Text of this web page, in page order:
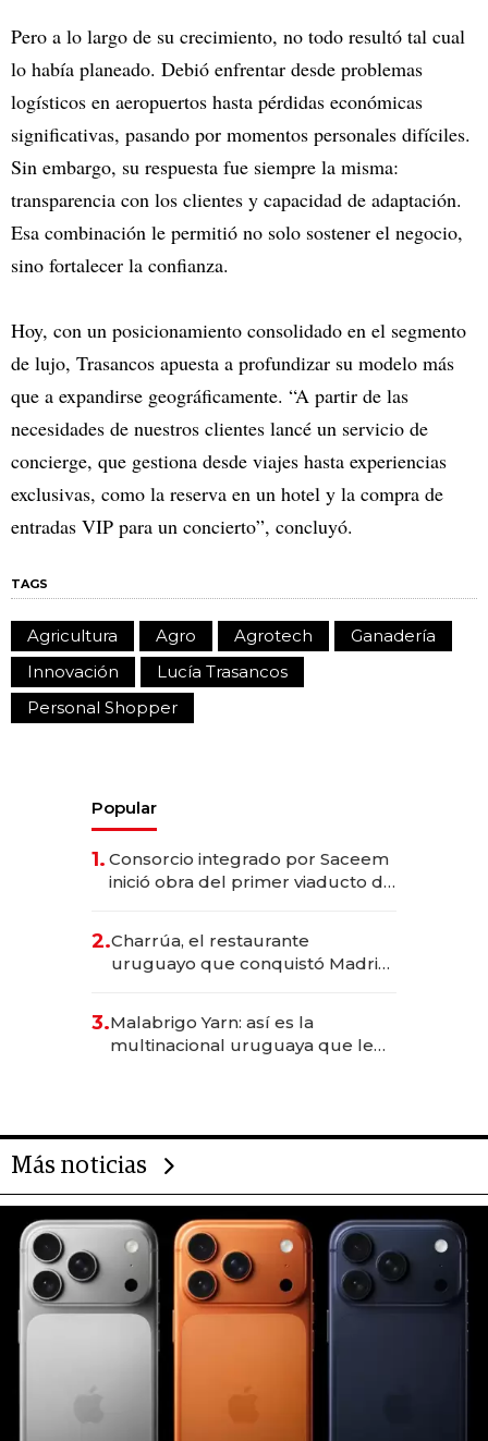
Pero a lo largo de su crecimiento, no todo resultó tal cual
lo había planeado. Debió enfrentar desde problemas
logísticos en aeropuertos hasta pérdidas económicas
significativas, pasando por momentos personales difíciles.
Sin embargo, su respuesta fue siempre la misma:
transparencia con los clientes y capacidad de adaptación.
Esa combinación le permitió no solo sostener el negocio,
sino fortalecer la confianza.
Hoy, con un posicionamiento consolidado en el segmento
de lujo, Trasancos apuesta a profundizar su modelo más
que a expandirse geográficamente. “A partir de las
necesidades de nuestros clientes lancé un servicio de
concierge, que gestiona desde viajes hasta experiencias
exclusivas, como la reserva en un hotel y la compra de
entradas VIP para un concierto”, concluyó.
TAGS
Agricultura Agro Agrotech
Ganadería
Innovación
Lucía Trasancos
Personal Shopper
Popular
1. Consorcio integrado por Saceem
inició obra del primer viaducto de
millones
2.Charrúa, el restaurante
uruguayo que conquistó Madrid:
anticipación y prepara apertura
3.Malabrigo Yarn: así es la
multinacional uruguaya que le
Más noticias